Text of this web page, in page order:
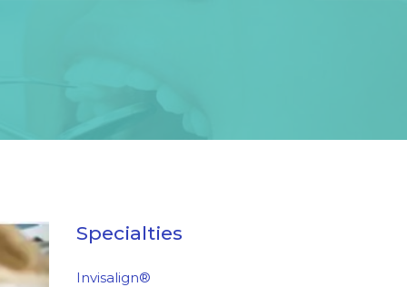
Specialties
Invisalign®